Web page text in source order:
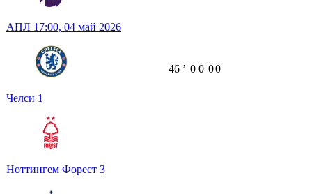
АПЛ 17:00, 04 май 2026
Челси 1
Ноттингем Форест 3
46 ʼ 0 0 00